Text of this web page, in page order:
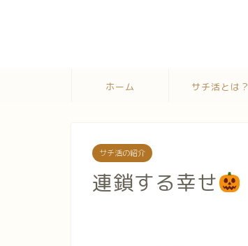
ホーム サチ活とは？
サチ活の紹介
連鎖する幸せ